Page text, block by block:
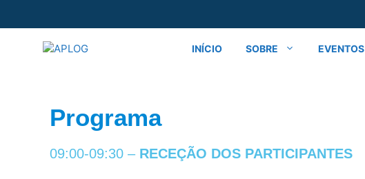
INÍCIO SOBRE EVENTOS
Programa
09:00-09:30 – RECEÇÃO DOS PARTICIPANTES